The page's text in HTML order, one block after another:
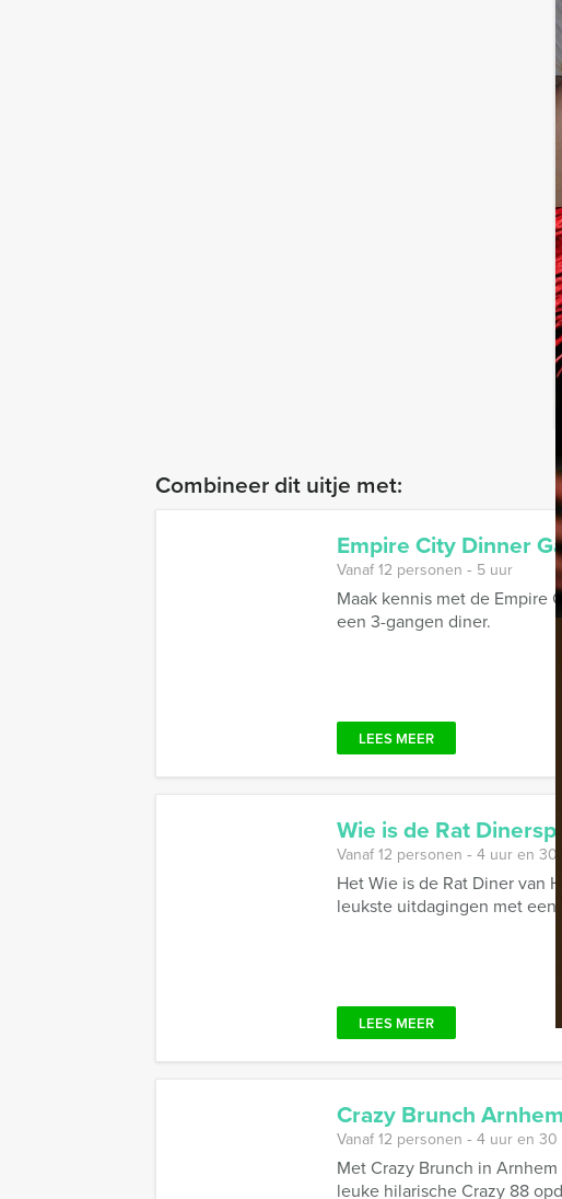
Combineer dit uitje met:
Empire City Dinner
Vanaf 12 personen ‐ 5 uur
Maak kennis met de Empire
een 3-gangen diner.
LEES MEER
Wie is de Rat
Vanaf 12 personen ‐ 4 uur en 30
Het Wie is de Rat Diner van
leukste uitdagingen met een
LEES MEER
Crazy Brunch Arnhem
Vanaf 12 personen ‐ 4 uur en
Met Crazy Brunch in
leuke hilarische Crazy 88